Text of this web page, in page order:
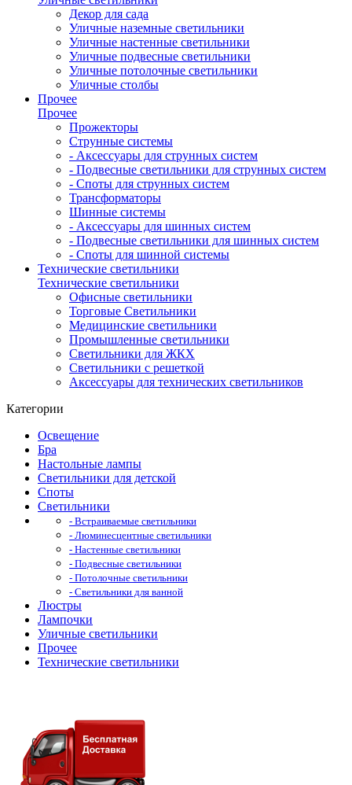
Декор для сада
Уличные наземные светильники
Уличные настенные светильники
Уличные подвесные светильники
Уличные потолочные светильники
Уличные столбы
Прочее
Прочее
Прожекторы
Струнные системы
- Аксессуары для струнных систем
- Подвесные светильники для струнных систем
- Споты для струнных систем
Трансформаторы
Шинные системы
- Аксессуары для шинных систем
- Подвесные светильники для шинных систем
- Споты для шинной системы
Технические светильники
Технические светильники
Офисные светильники
Торговые Светильники
Медицинские светильники
Промышленные светильники
Светильники для ЖКХ
Светильники с решеткой
Аксессуары для технических светильников
Категории
Освещение
Бра
Настольные лампы
Светильники для детской
Споты
Светильники
- Встраиваемые светильники
- Люминесцентные светильники
- Настенные светильники
- Подвесные светильники
- Потолочные светильники
- Светильники для ванной
Люстры
Лампочки
Уличные светильники
Прочее
Технические светильники